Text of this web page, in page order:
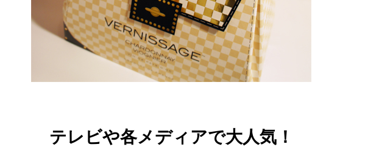
テレビや各メディアで大人気！